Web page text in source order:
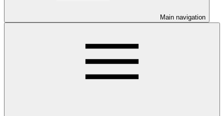
Main navigation